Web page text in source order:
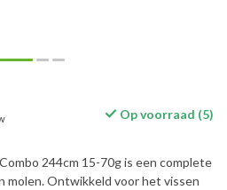
Op voorraad (5)
244cm 15-70g is een complete
molen. Ontwikkeld voor het vissen